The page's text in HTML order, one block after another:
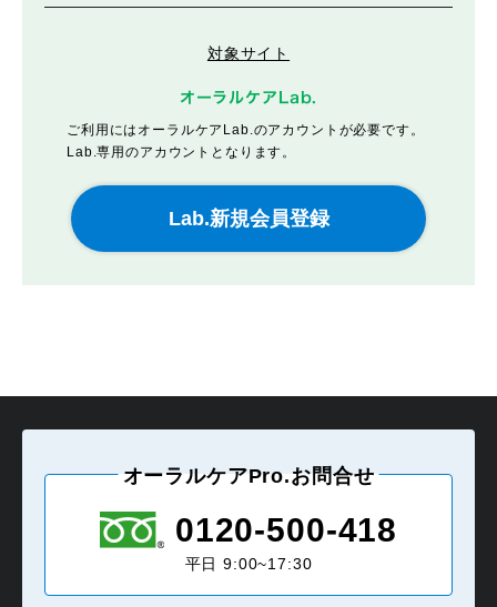
対象サイト
オーラルケアLab.
ご利用にはオーラルケアLab.のアカウントが必要です。
Lab.専用のアカウントとなります。
オーラルケアPro.お問合せ
0120-500-418
平日 9:00~17:30